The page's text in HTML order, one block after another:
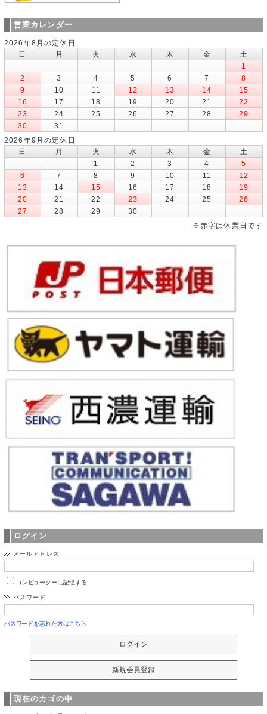
営業カレンダー
2026年8月の定休日
日
月 火 水 木 金
土
1
2
3 4 5 6 7
8
9
10 11 12 13 14
15
16
17 18 19 20 21
22
23
24 25 26 27 28
29
30
31
2026年9月の定休日
日
月 火 水 木 金
土
1
2 3 4
5
6
7 8 9 10 11
12
13
14 15 16 17 18
19
20
21 22 23 24 25
26
27
28 29
30
※赤字は休業日です
ログイン
メールアドレス
コンピューターに記憶する
パスワード
パスワードを忘れた方はこちら
現在のカゴの中